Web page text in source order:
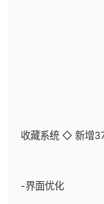
收藏系统 ◇ 新增
-界面优化